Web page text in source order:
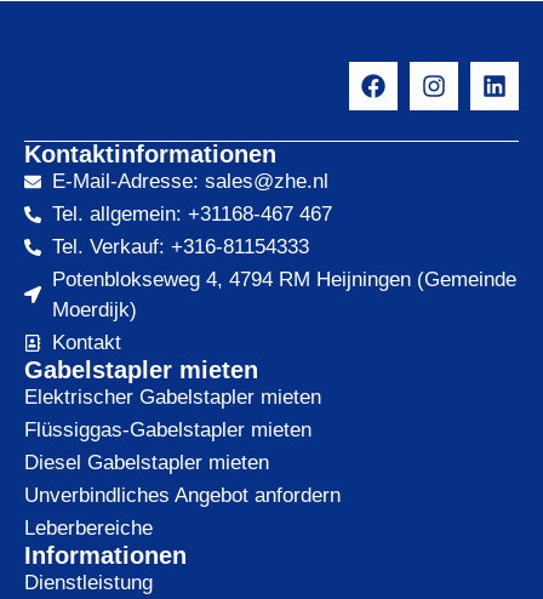
Kontaktinformationen
E-Mail-Adresse: sales@zhe.nl
Tel. allgemein: +31168-467 467
Tel. Verkauf: +316-81154333
Potenblokseweg 4, 4794 RM Heijningen (Gemeinde
Moerdijk)
Kontakt
Gabelstapler mieten
Elektrischer Gabelstapler mieten
Flüssiggas-Gabelstapler mieten
Diesel Gabelstapler mieten
Unverbindliches Angebot anfordern
Leberbereiche
Informationen
Dienstleistung